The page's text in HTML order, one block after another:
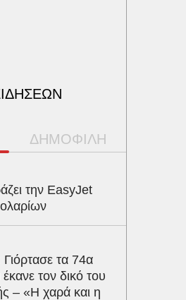
ΔΗΜΟΦΙΛΗ
την EasyJet
τα 74α
έκανε τον δικό του
– «Η χαρά και η